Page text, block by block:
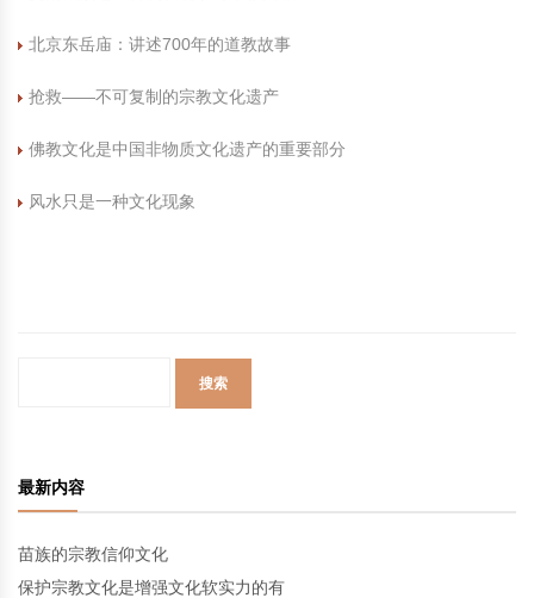
中华民居
中华文脉
木雕
紫砂壶
中华民居
中华文脉
木雕
紫砂壶
北京东岳庙：讲述700年的道教故事
抢救——不可复制的宗教文化遗产
佛教文化是中国非物质文化遗产的重要部分
风水只是一种文化现象
最新内容
苗族的宗教信仰文化
保护宗教文化是增强文化软实力的有